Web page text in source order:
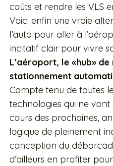
coûts et rendre les VLS
Voici enfin une vraie
l’auto pour aller à
incitatif clair pour vivre
L’aéroport, le «hub»
stationnement
Compte tenu de toutes
technologies qui ne vont
cours des prochaines,
logique de pleinement
conception du
d’ailleurs en profiter